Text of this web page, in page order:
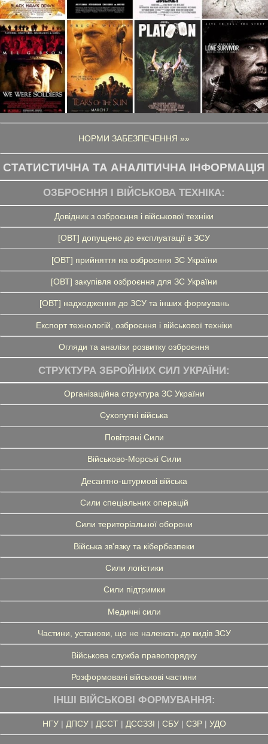
НОРМИ ЗАБЕЗПЕЧЕННЯ »»
СТАТИСТИЧНА ТА АНАЛІТИЧНА ІНФОРМАЦІЯ
ОЗБРОЄННЯ І ВІЙСЬКОВА ТЕХНІКА:
Довідник з озброєння і військової техніки
[ОВТ] допущено до експлуатації в ЗСУ
[ОВТ] прийняття на озброєння ЗС України
[ОВТ] закупівля озброєння для ЗС України
[ОВТ] надходження до ЗСУ та інших формувань
Експорт технологій, озброєння і військової техніки
Огляди та аналізи розвитку озброєння
СТРУКТУРА ЗБРОЙНИХ СИЛ УКРАЇНИ:
Організаційна структура ЗС України
Сухопутні війська
Повітряні Сили
Військово-Морські Сили
Десантно-штурмові війська
Сили спеціальних операцій
Сили територіальної оборони
Війська зв'язку та кібербезпеки
Сили логістики
Сили підтримки
Медичні сили
Частини, установи, що не належать до видів ЗСУ
Військова служба правопорядку
Розформовані військові частини
ІНШІ ВІЙСЬКОВІ ФОРМУВАННЯ:
НГУ| ДПСУ| ДССТ| ДССЗЗІ | СБУ| СЗР| УДО